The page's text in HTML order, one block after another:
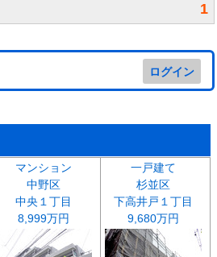
1
ログイン
マンション
中野区
中央１丁目
8,999万円
一戸建て
杉並区
下高井戸１丁目
9,680万円